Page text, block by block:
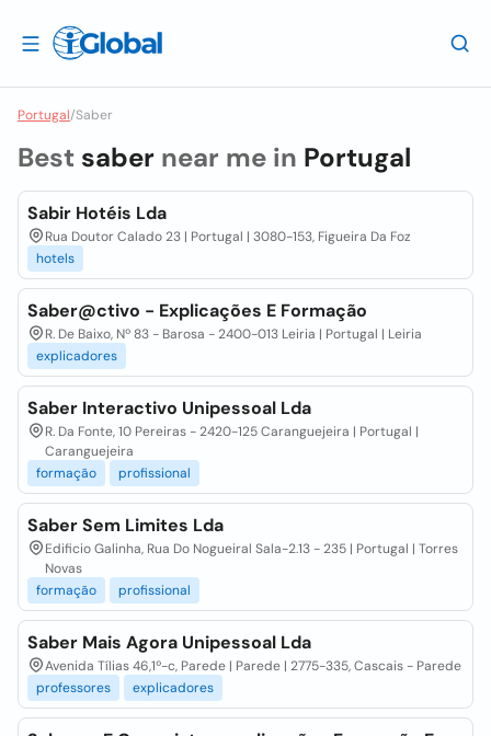
Portugal/Saber
Best saber near me in Portugal
Sabir Hotéis Lda
Rua Doutor Calado 23 | Portugal | 3080-153, Figueira Da Foz
hotels
Saber@ctivo - Explicações E Formação
R. De Baixo, Nº 83 - Barosa - 2400-013 Leiria | Portugal | Leiria
explicadores
Saber Interactivo Unipessoal Lda
R. Da Fonte, 10 Pereiras - 2420-125 Caranguejeira | Portugal |
Caranguejeira
formação
profissional
Saber Sem Limites Lda
Edificio Galinha, Rua Do Nogueiral Sala-2.13 - 235 | Portugal | Torres
Novas
formação
profissional
Saber Mais Agora Unipessoal Lda
Avenida Tílias 46,1º-c, Parede | Parede | 2775-335, Cascais - Parede
professores
explicadores